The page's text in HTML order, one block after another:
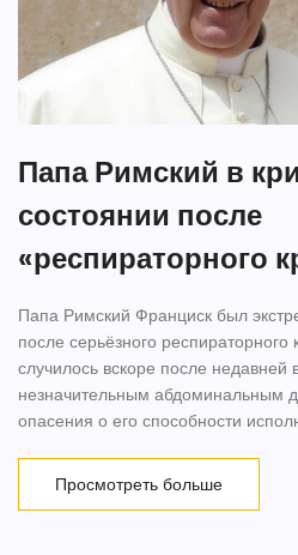
Папа Римский в
состоянии после
«респираторного
Папа Римский Франциск был
после серьёзного респираторного
случилось вскоре после недавней
незначительным абдоминальным
опасения о его способности
Просмотреть больше